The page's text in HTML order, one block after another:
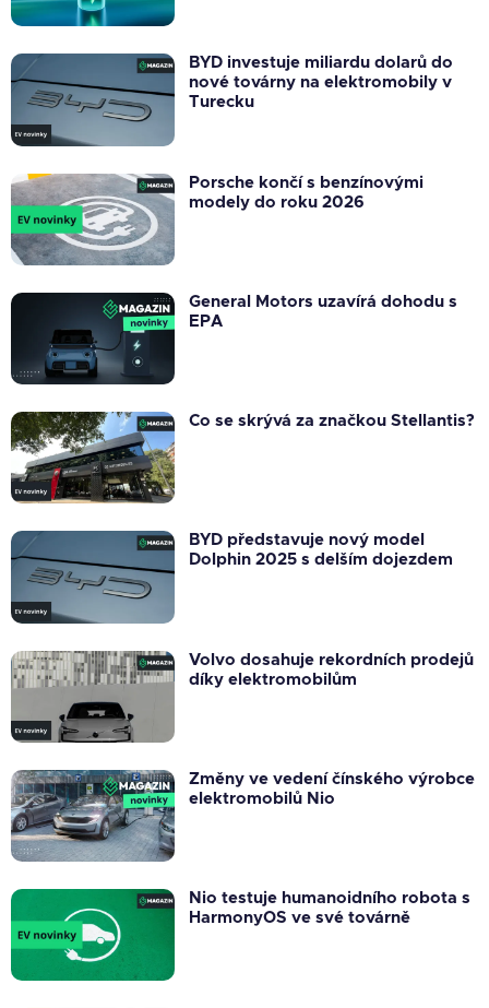
BYD investuje miliardu dolarů do
nové továrny na elektromobily v
Turecku
Porsche končí s benzínovými
modely do roku 2026
General Motors uzavírá dohodu s
EPA
Co se skrývá za značkou Stellantis?
BYD představuje nový model
Dolphin 2025 s delším dojezdem
Volvo dosahuje rekordních prodejů
díky elektromobilům
Změny ve vedení čínského výrobce
elektromobilů Nio
Nio testuje humanoidního robota s
HarmonyOS ve své továrně